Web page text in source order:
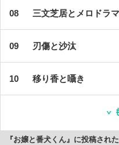
三文芝居とメロドラマ
刃傷と沙汰
移り香と囁き
『お嬢と番犬くん』に投稿され